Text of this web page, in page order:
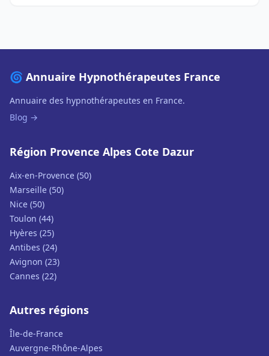
🌀 Annuaire Hypnothérapeutes France
Annuaire des hypnothérapeutes en France.
Blog →
Région Provence Alpes Cote Dazur
Aix-en-Provence (50)
Marseille (50)
Nice (50)
Toulon (44)
Hyères (25)
Antibes (24)
Avignon (23)
Cannes (22)
Autres régions
Île-de-France
Auvergne-Rhône-Alpes